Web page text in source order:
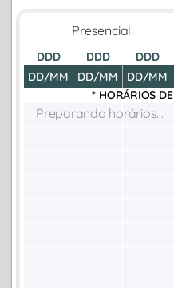
Presencial
DDD
DD/MM
DDD
DD/MM
DDD
DD/MM
* HORÁRIOS DE
Preparando horários...